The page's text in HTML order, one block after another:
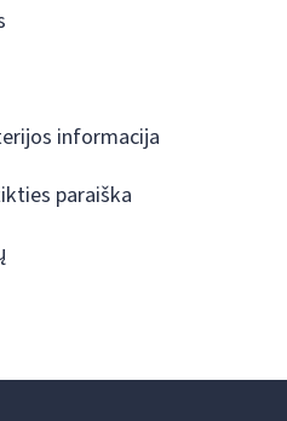
informacija
paraiška